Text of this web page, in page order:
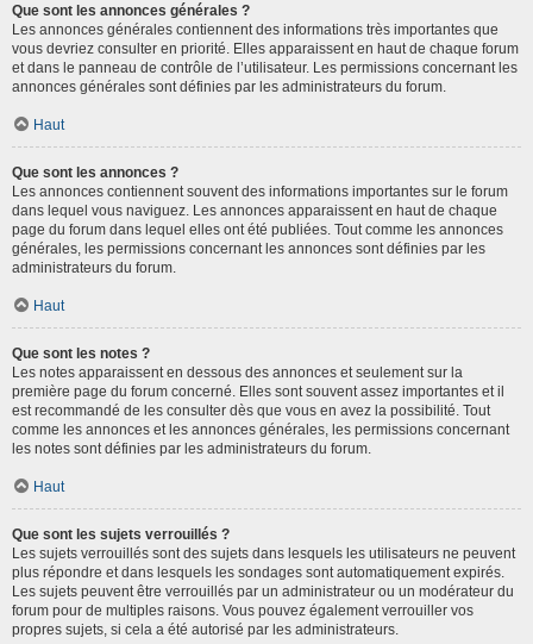
Que sont les annonces générales ?
Les annonces générales contiennent des informations très importantes que
vous devriez consulter en priorité. Elles apparaissent en haut de chaque forum
et dans le panneau de contrôle de l’utilisateur. Les permissions concernant les
annonces générales sont définies par les administrateurs du forum.
Haut
Que sont les annonces ?
Les annonces contiennent souvent des informations importantes sur le forum
dans lequel vous naviguez. Les annonces apparaissent en haut de chaque
page du forum dans lequel elles ont été publiées. Tout comme les annonces
générales, les permissions concernant les annonces sont définies par les
administrateurs du forum.
Haut
Que sont les notes ?
Les notes apparaissent en dessous des annonces et seulement sur la
première page du forum concerné. Elles sont souvent assez importantes et il
est recommandé de les consulter dès que vous en avez la possibilité. Tout
comme les annonces et les annonces générales, les permissions concernant
les notes sont définies par les administrateurs du forum.
Haut
Que sont les sujets verrouillés ?
Les sujets verrouillés sont des sujets dans lesquels les utilisateurs ne peuvent
plus répondre et dans lesquels les sondages sont automatiquement expirés.
Les sujets peuvent être verrouillés par un administrateur ou un modérateur du
forum pour de multiples raisons. Vous pouvez également verrouiller vos
propres sujets, si cela a été autorisé par les administrateurs.